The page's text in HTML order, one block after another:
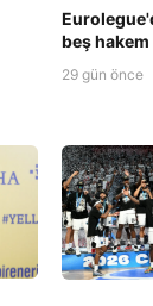
beş hakem
29 gün önce